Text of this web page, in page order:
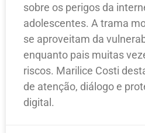
sobre os perigos da
adolescentes. A trama
se aproveitam da
enquanto pais muitas
riscos. Marilice Costi
de atenção, diálogo e
digital.